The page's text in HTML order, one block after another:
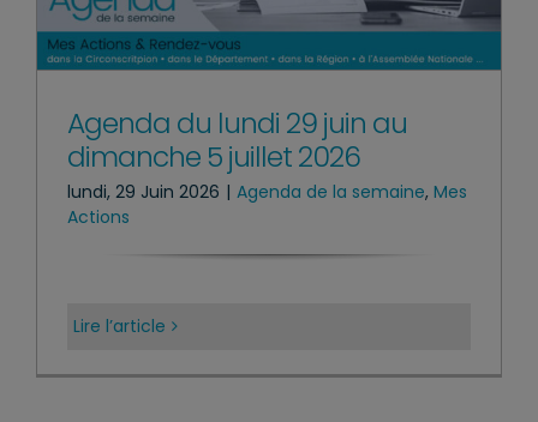
Agenda du lundi 29 juin au
dimanche 5 juillet 2026
lundi, 29 Juin 2026 | Agenda de la semaine, Mes
Actions
Lire l’article